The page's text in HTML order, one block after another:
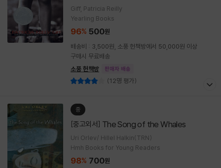
Giff, Patricia Reilly
Yearling Books
96% 500원
배송비 : 3,500원, 소풍 헌책방에서 50,000원 이상
구매시 무료배송
소풍 헌책방
판매자 배송
(12명 평가)
중
[중고외서] The Song of the Whales
Uri Orlev/ Hillel Halkin(TRN)
Hmh Books for Young Readers
98% 700원